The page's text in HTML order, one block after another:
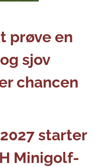
prøve en
sjov
chancen
starter
Minigolf-